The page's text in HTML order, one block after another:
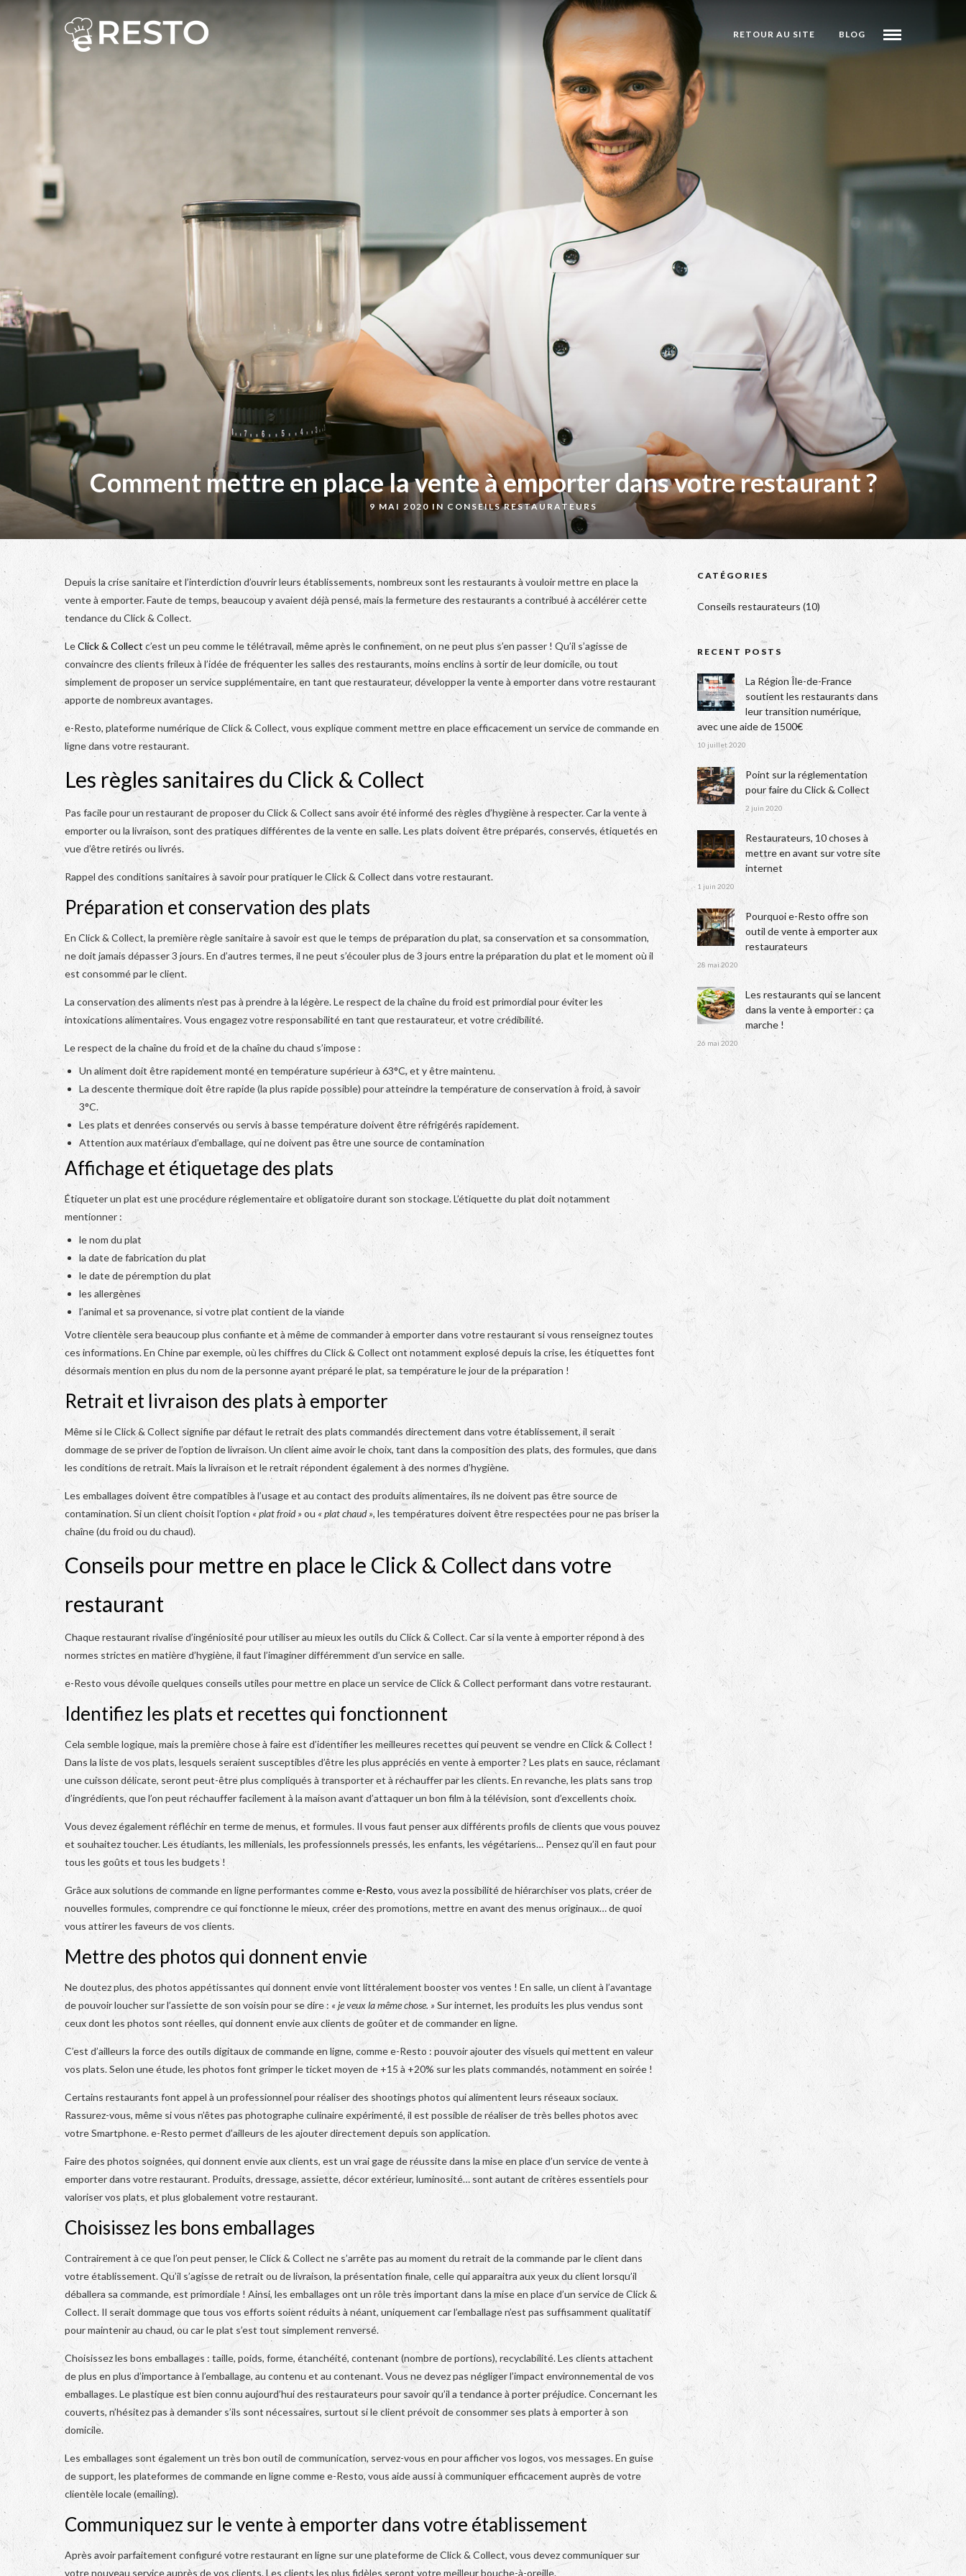
RETOUR AU SITE BLOG
Comment mettre en place la vente à emporter dans votre restaurant ?
9 MAI 2020 IN CONSEILS RESTAURATEURS
Depuis la crise sanitaire et l’interdiction d’ouvrir leurs établissements, nombreux sont les restaurants à vouloir mettre en place la
vente à emporter. Faute de temps, beaucoup y avaient déjà pensé, mais la fermeture des restaurants a contribué à accélérer cette
tendance du Click & Collect.
LeClick & Collectc’est un peu comme le télétravail, même après le confinement, on ne peut plus s’en passer ! Qu’il s’agisse de
convaincre des clients frileux à l’idée de fréquenter les salles des restaurants, moins enclins à sortir de leur domicile, ou tout
simplement de proposer un service supplémentaire, en tant que restaurateur, développer la vente à emporter dans votre restaurant
apporte de nombreux avantages.
e-Resto, plateforme numérique de Click & Collect, vous explique comment mettre en place efficacement un service de commande en
ligne dans votre restaurant.
Les règles sanitaires du Click & Collect
Pas facile pour un restaurant de proposer du Click & Collect sans avoir été informé des règles d’hygiène à respecter. Car la vente à
emporter ou la livraison, sont des pratiques différentes de la vente en salle. Les plats doivent être préparés, conservés, étiquetés en
vue d’être retirés ou livrés.
Rappel des conditions sanitaires à savoir pour pratiquer le Click & Collect dans votre restaurant.
Préparation et conservation des plats
En Click & Collect, la première règle sanitaire à savoir est que le temps de préparation du plat, sa conservation et sa consommation,
ne doit jamais dépasser 3 jours. En d’autres termes, il ne peut s’écouler plus de 3 jours entre la préparation du plat et le moment où il
est consommé par le client.
La conservation des aliments n’est pas à prendre à la légère. Le respect de la chaîne du froid est primordial pour éviter les
intoxications alimentaires. Vous engagez votre responsabilité en tant que restaurateur, et votre crédibilité.
Le respect de la chaîne du froid et de la chaîne du chaud s’impose :
Un aliment doit être rapidement monté en température supérieur à 63°C, et y être maintenu.
La descente thermique doit être rapide (la plus rapide possible) pour atteindre la température de conservation à froid, à savoir
3°C.
Les plats et denrées conservés ou servis à basse température doivent être réfrigérés rapidement.
Attention aux matériaux d’emballage, qui ne doivent pas être une source de contamination
Affichage et étiquetage des plats
Étiqueter un plat est une procédure réglementaire et obligatoire durant son stockage. L’étiquette du plat doit notamment
mentionner :
le nom du plat
la date de fabrication du plat
le date de péremption du plat
les allergènes
l’animal et sa provenance, si votre plat contient de la viande
Votre clientèle sera beaucoup plus confiante et à même de commander à emporter dans votre restaurant si vous renseignez toutes
ces informations. En Chine par exemple, où les chiffres du Click & Collect ont notamment explosé depuis la crise, les étiquettes font
désormais mention en plus du nom de la personne ayant préparé le plat, sa température le jour de la préparation !
Retrait et livraison des plats à emporter
Même si le Click & Collect signifie par défaut le retrait des plats commandés directement dans votre établissement, il serait
dommage de se priver de l’option de livraison. Un client aime avoir le choix, tant dans la composition des plats, des formules, que dans
les conditions de retrait. Mais la livraison et le retrait répondent également à des normes d’hygiène.
Les emballages doivent être compatibles à l’usage et au contact des produits alimentaires, ils ne doivent pas être source de
contamination. Si un client choisit l’option « plat froid »ou« plat chaud », les températures doivent être respectées pour ne pas briser la
chaîne (du froid ou du chaud).
Conseils pour mettre en place le Click & Collect dans votre
restaurant
Chaque restaurant rivalise d’ingéniosité pour utiliser au mieux les outils du Click & Collect. Car si la vente à emporter répond à des
normes strictes en matière d’hygiène, il faut l’imaginer différemment d’un service en salle.
e-Resto vous dévoile quelques conseils utiles pour mettre en place un service de Click & Collect performant dans votre restaurant.
Identifiez les plats et recettes qui fonctionnent
Cela semble logique, mais la première chose à faire est d’identifier les meilleures recettes qui peuvent se vendre en Click & Collect !
Dans la liste de vos plats, lesquels seraient susceptibles d’être les plus appréciés en vente à emporter ? Les plats en sauce, réclamant
une cuisson délicate, seront peut-être plus compliqués à transporter et à réchauffer par les clients. En revanche, les plats sans trop
d’ingrédients, que l’on peut réchauffer facilement à la maison avant d’attaquer un bon film à la télévision, sont d’excellents choix.
Vous devez également réfléchir en terme de menus, et formules. Il vous faut penser aux différents profils de clients que vous pouvez
et souhaitez toucher. Les étudiants, les millenials, les professionnels pressés, les enfants, les végétariens… Pensez qu’il en faut pour
tous les goûts et tous les budgets !
Grâce aux solutions de commande en ligne performantes commee-Resto, vous avez la possibilité de hiérarchiser vos plats, créer de
nouvelles formules, comprendre ce qui fonctionne le mieux, créer des promotions, mettre en avant des menus originaux… de quoi
vous attirer les faveurs de vos clients.
Mettre des photos qui donnent envie
Ne doutez plus, des photos appétissantes qui donnent envie vont littéralement booster vos ventes ! En salle, un client à l’avantage
de pouvoir loucher sur l’assiette de son voisin pour se dire : « je veux la même chose. »Sur internet, les produits les plus vendus sont
ceux dont les photos sont réelles, qui donnent envie aux clients de goûter et de commander en ligne.
C’est d’ailleurs la force des outils digitaux de commande en ligne, comme e-Resto : pouvoir ajouter des visuels qui mettent en valeur
vos plats. Selon une étude, les photos font grimper le ticket moyen de +15 à +20% sur les plats commandés, notamment en soirée !
Certains restaurants font appel à un professionnel pour réaliser des shootings photos qui alimentent leurs réseaux sociaux.
Rassurez-vous, même si vous n’êtes pas photographe culinaire expérimenté, il est possible de réaliser de très belles photos avec
votre Smartphone. e-Resto permet d’ailleurs de les ajouter directement depuis son application.
Faire des photos soignées, qui donnent envie aux clients, est un vrai gage de réussite dans la mise en place d’un service de vente à
emporter dans votre restaurant. Produits, dressage, assiette, décor extérieur, luminosité… sont autant de critères essentiels pour
valoriser vos plats, et plus globalement votre restaurant.
Choisissez les bons emballages
Contrairement à ce que l’on peut penser, le Click & Collect ne s’arrête pas au moment du retrait de la commande par le client dans
votre établissement. Qu’il s’agisse de retrait ou de livraison, la présentation finale, celle qui apparaitra aux yeux du client lorsqu’il
déballera sa commande, est primordiale ! Ainsi, les emballages ont un rôle très important dans la mise en place d’un service de Click &
Collect. Il serait dommage que tous vos efforts soient réduits à néant, uniquement car l’emballage n’est pas suffisamment qualitatif
pour maintenir au chaud, ou car le plat s’est tout simplement renversé.
Choisissez les bons emballages : taille, poids, forme, étanchéité, contenant (nombre de portions), recyclabilité. Les clients attachent
de plus en plus d’importance à l’emballage, au contenu et au contenant. Vous ne devez pas négliger l’impact environnemental de vos
emballages. Le plastique est bien connu aujourd’hui des restaurateurs pour savoir qu’il a tendance à porter préjudice. Concernant les
couverts, n’hésitez pas à demander s’ils sont nécessaires, surtout si le client prévoit de consommer ses plats à emporter à son
domicile.
Les emballages sont également un très bon outil de communication, servez-vous en pour afficher vos logos, vos messages. En guise
de support, les plateformes de commande en ligne comme e-Resto, vous aide aussi à communiquer efficacement auprès de votre
clientèle locale (emailing).
Communiquez sur le vente à emporter dans votre établissement
Après avoir parfaitement configuré votre restaurant en ligne sur une plateforme de Click & Collect, vous devez communiquer sur
votre nouveau service auprès de vos clients. Les clients les plus fidèles seront votre meilleur bouche-à-oreille.
CATÉGORIES
Conseils restaurateurs (10)
RECENT POSTS
La Région Île-de-France
soutient les restaurants dans
leur transition numérique,
avec une aide de 1500€
10 juillet 2020
Point sur la réglementation
pour faire du Click & Collect
2 juin 2020
Restaurateurs, 10 choses à
mettre en avant sur votre site
internet
1 juin 2020
Pourquoi e-Resto offre son
outil de vente à emporter aux
restaurateurs
28 mai 2020
Les restaurants qui se lancent
dans la vente à emporter : ça
marche !
26 mai 2020